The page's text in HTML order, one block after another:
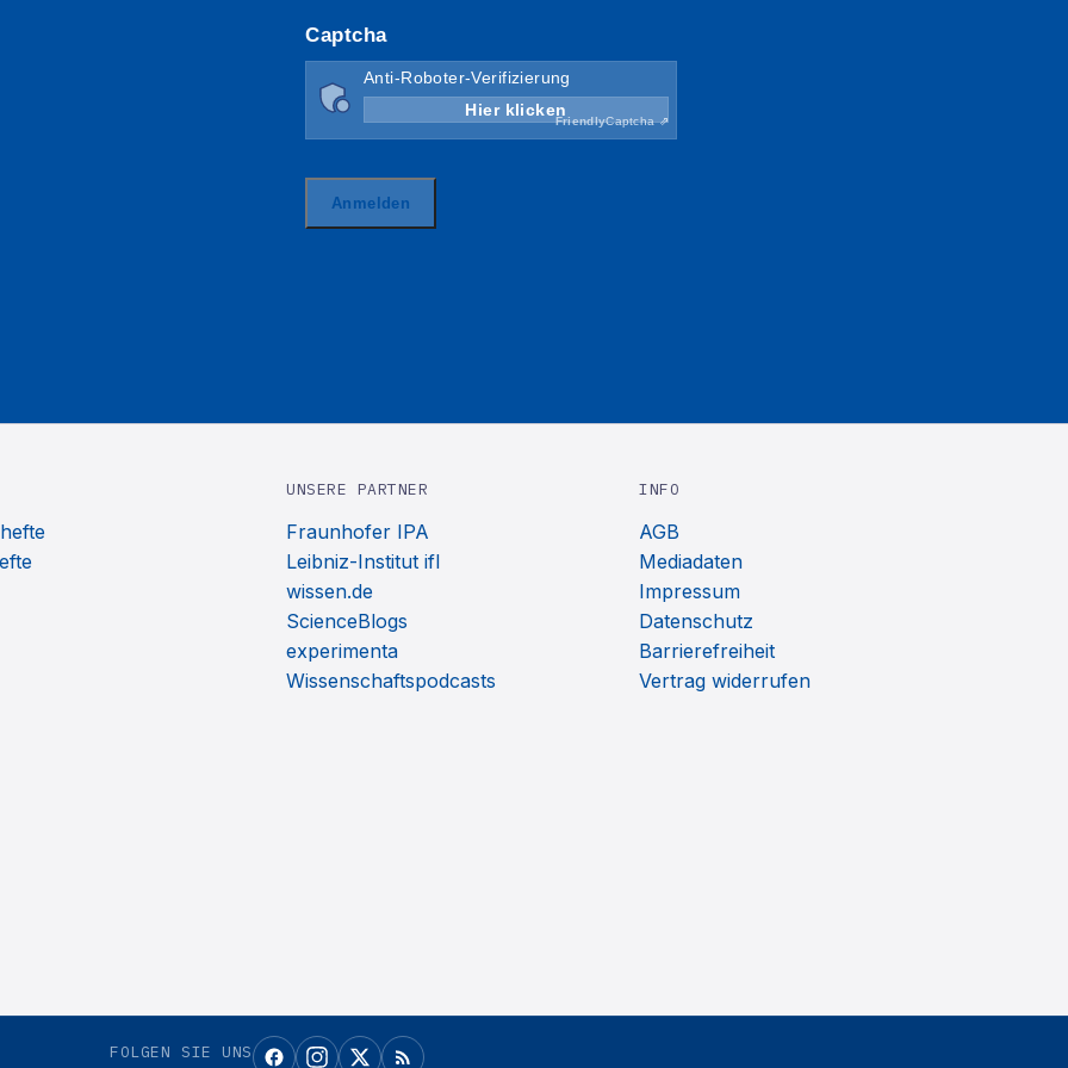
UNSERE PARTNER
Fraunhofer IPA
Leibniz-Institut ifl
wissen.de
ScienceBlogs
experimenta
Wissenschaftspodcasts
INFO
AGB
Mediadaten
Impressum
Datenschutz
Barrierefreiheit
Vertrag widerrufen
FOLGEN SIE UNS